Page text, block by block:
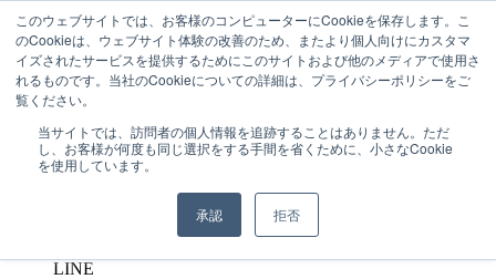
このウェブサイトでは、お客様のコンピューターにCookieを保存します。こ
のCookieは、ウェブサイト体験の改善のため、またより個人向けにカスタマ
イズされたサービスを提供するためにこのサイトおよび他のメディアで使用さ
れるものです。当社のCookieについての詳細は、プライバシーポリシーをご
覧ください。
当サイトでは、訪問者の個人情報を追跡することはありません。ただ
し、お客様が何度も同じ選択をする手間を省くために、小さなCookie
を使用しています。
承認 拒否
03-6272-6480 問い合わせする
SNS キャンペーン支援 Shuttlerock BBF
インスタントウィンキャンペーン
マイレージキャンペーン
マストバイキャンペーン
LINE